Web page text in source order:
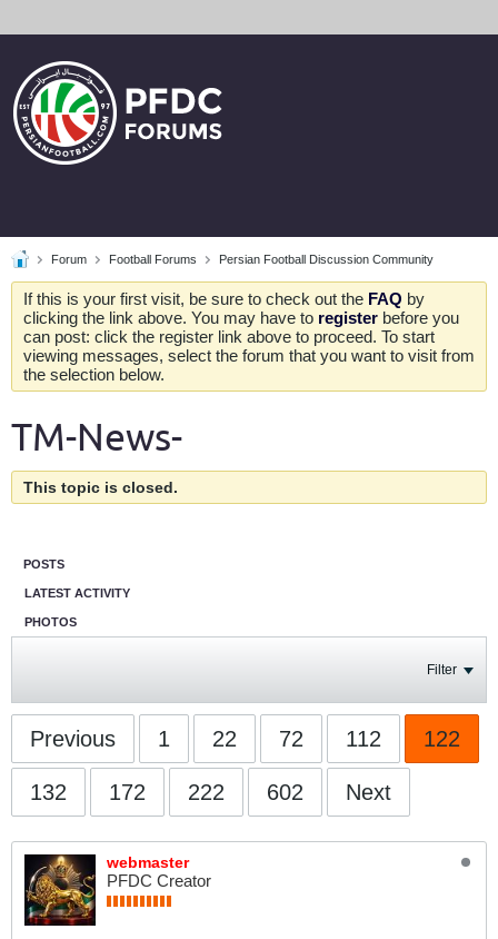
Forum Football Forums Persian Football Discussion Community
If this is your first visit, be sure to check out the FAQ by
clicking the link above. You may have to register before you
can post: click the register link above to proceed. To start
viewing messages, select the forum that you want to visit from
the selection below.
TM-News-
This topic is closed.
POSTS
LATEST ACTIVITY
PHOTOS
Filter
Previous 1 22 72 112 122
132 172 222 602 Next
webmaster
PFDC Creator